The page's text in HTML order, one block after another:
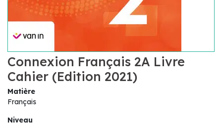
Connexion Français 2A Livre
Cahier (Edition 2021)
Matière
Français
Niveau